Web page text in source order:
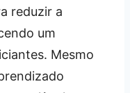
reduzir a
um
Mesmo